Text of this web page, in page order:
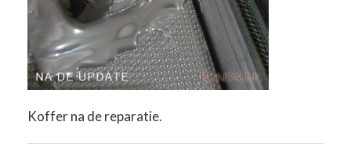
Koffer na de reparatie.